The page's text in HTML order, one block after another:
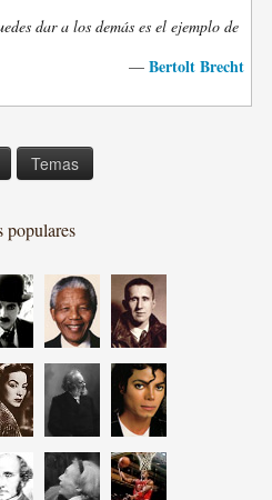
dar a los demás es el ejemplo de
— Bertolt Brecht
Temas
populares